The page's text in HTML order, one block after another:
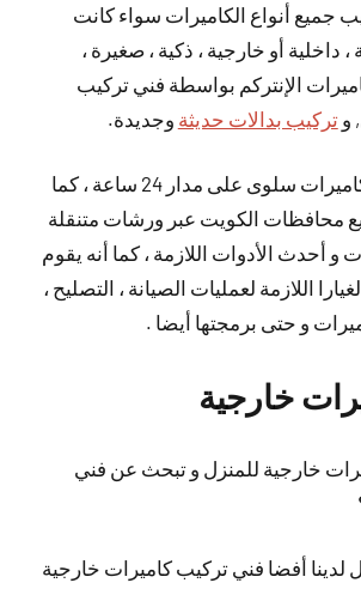
جميع أنواع الكاميرات سواء كانت
، داخلية أو خارجية ، ذكية ، صغيرة ،
الإنتركم بواسطة فني تركيب
وتركيب بدالات حديثة وجديدة.
يعمل فني تركيب كاميرات سلوى على مدار 24 ساعة ، كما
محافظات الكويت عبر ورشات متنقلة
و أحدث الأدوات اللازمة ، كما أنه يقوم
اللازمة لعمليات الصيانة ، التصليح ،
و حتى برمجتها أيضا .
خارجية
خارجية للمنزل و تبحث عن فني
أفضا فني تركيب كاميرات خارجية